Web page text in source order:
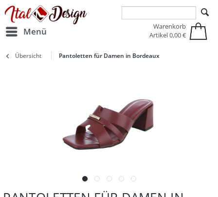
Zur Hauptnavigation springen Zum Hauptinhalt springen
Menü
Warenkorb
Artikel0,00 €
Übersicht Pantoletten für Damen in Bordeaux